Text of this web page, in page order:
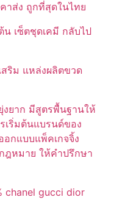
าส่ง ถูกที่สุดในไทย
เซ็ตชุดเคมี กลับไป
ริม แหล่งผลิตขวด
งยาก มีสูตรพื้นฐานให้
เริ่มต้นแบรนด์ของ
กแบบแพ็คเกจจิ้ง
ฎหมาย ให้คำปรึกษา
chanel gucci dior